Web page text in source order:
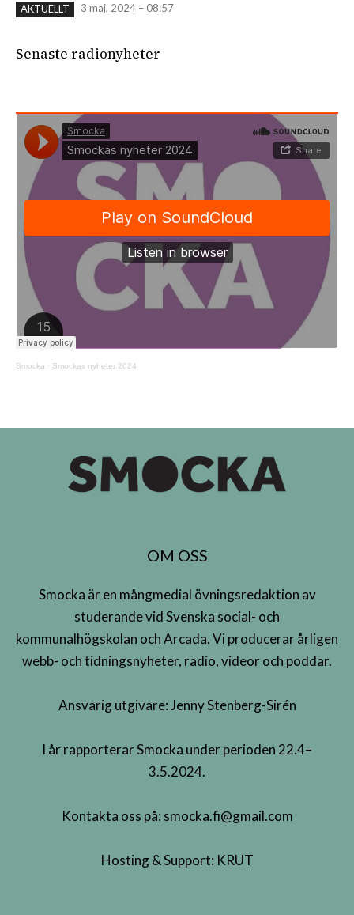
AKTUELLT 3 maj, 2024 – 08:57
Senaste radionyheter
Smocka · Smockas nyheter 2024
OM OSS
Smocka är en mångmedial övningsredaktion av
studerande vid Svenska social- och
kommunalhögskolan och Arcada. Vi producerar årligen
webb- och tidningsnyheter, radio, videor och poddar.
Ansvarig utgivare: Jenny Stenberg-Sirén
I år rapporterar Smocka under perioden 22.4–
3.5.2024.
Kontakta oss på: smocka.fi@gmail.com
Hosting & Support: KRUT